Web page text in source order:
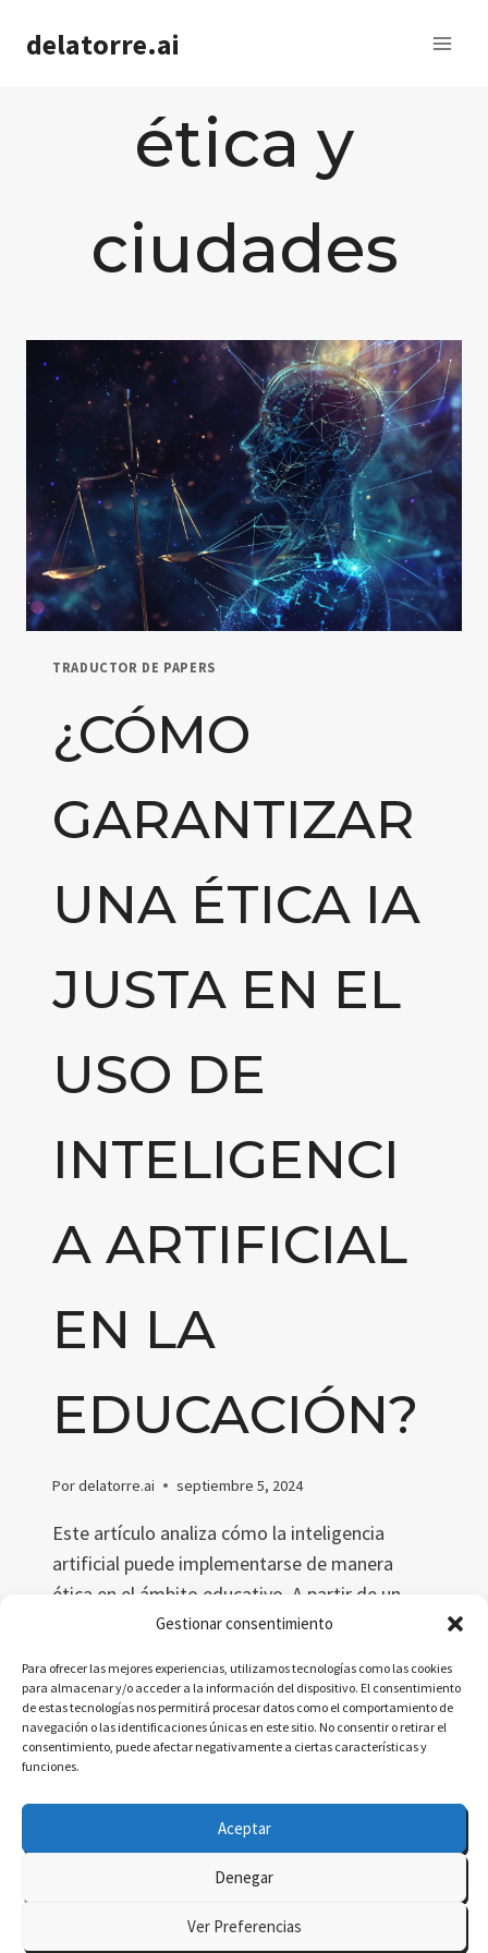
Gestionar consentimiento
Para ofrecer las mejores experiencias, utilizamos tecnologías como las cookies
para almacenar y/o acceder a la información del dispositivo. El consentimiento
de estas tecnologías nos permitirá procesar datos como el comportamiento de
navegación o las identificaciones únicas en este sitio. No consentir o retirar el
consentimiento, puede afectar negativamente a ciertas características y
funciones.
Aceptar
Denegar
Ver Preferencias
delatorre.ai
ética y
ciudades
TRADUCTOR DE PAPERS
¿CÓMO
GARANTIZAR
UNA ÉTICA IA
JUSTA EN EL
USO DE
INTELIGENCI
A ARTIFICIAL
EN LA
EDUCACIÓN?
Pordelatorre.ai septiembre 5, 2024
Este artículo analiza cómo la inteligencia
artificial puede implementarse de manera
ética en el ámbito educativo. A partir de un
estudio reciente sobre ética en IA urbana, se
transparencia y equidad, y su aplicación directa
en la educación.
LEER MÁS
Kadence WP